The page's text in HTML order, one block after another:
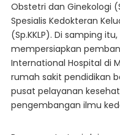
Obstetri dan Ginekologi
Spesialis Kedokteran
(Sp.KKLP). Di samping
mempersiapkan
International Hospital di
rumah sakit pendidikan
pusat pelayanan
pengembangan ilmu